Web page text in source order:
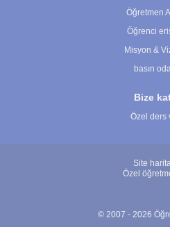
Öğretmen
Öğrenci
Misyon &
basın
Bize
Özel ders
Site
Özel
© 2007 - 2026